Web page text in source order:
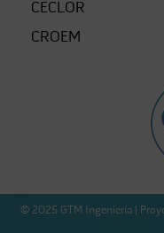
CECLOR
CROEM
© 2025 GTM Ingeniería |